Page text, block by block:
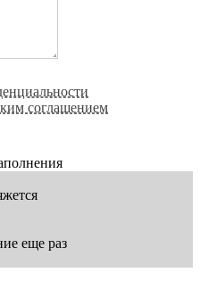
соглашением
еще раз